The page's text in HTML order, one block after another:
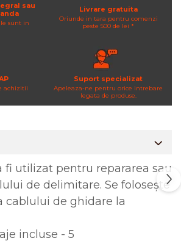
sau
sunt in
Livrare gratuita
Oriunde in tara pentru comenzi
peste 500 de lei *
achizitii
Suport specializat
Apeleaza-ne pentru orice intrebare
legata de produse.
fi utilizat pentru repararea sau
de delimitare. Se folosește
cablului de ghidare la
incluse - 5